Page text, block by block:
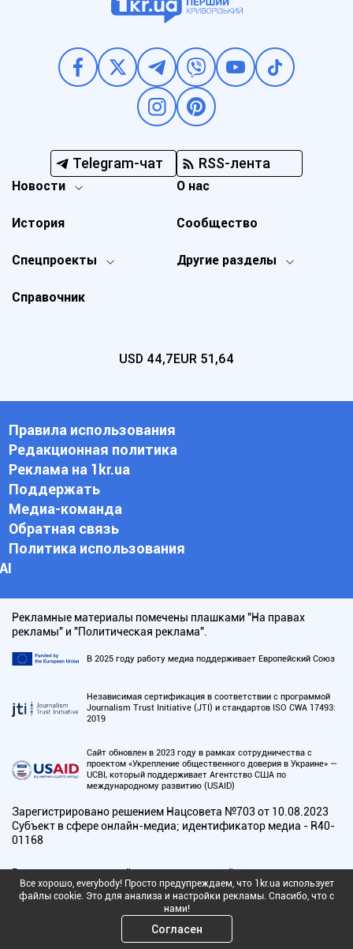
Telegram-чат RSS-лента
Новости
Спецпроекты Другие разделы
История
О нас
Справочник
Сообщество
USD 44,7EUR 51,64
Правила использования
Редакционная политика
Реклама на 1kr.ua
Поддержать
Медиа-команда
Обратная связь
Политика использования
АI
Рекламные материалы помечены плашками "На правах
рекламы" и "Политическая реклама".
В 2025 году работу медиа поддерживает Европейский Союз
Независимая сертификация в соответствии с программой
Journalism Trust Initiative (JTI) и стандартов ISO CWA 17493:
2019
Сайт обновлен в 2023 году в рамках сотрудничества с
проектом «Укрепление общественного доверия в Украине» —
UCBI, который поддерживает Агентство США по
международному развитию (USAID)
Зарегистрировано решением Нацсовета №703 от 10.08.2023
Субъект в сфере онлайн-медиа; идентификатор медиа - R40-
01168
Все текстовые и медийные материалы сайта защищены
авторскими правами в соответствии с действующим
законодательством. Использование любых материалов,
размещенных на сайте, разрешается при условии ссылки на
1kr.ua. Она должна быть размещена независимо от полного
или частичного использования материалов. Для интернет-
Все хорошо, everybody! Просто предупреждаем, что 1kr.ua использует
файлы cookie. Это для анализа и настройки рекламы. Спасибо, что с
нами!
Согласен